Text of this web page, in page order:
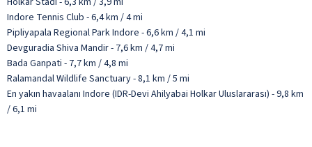
Indore Tennis Club - 6,4 km / 4 mi
Pipliyapala Regional Park Indore - 6,6 km / 4,1 mi
Devguradia Shiva Mandir - 7,6 km / 4,7 mi
Bada Ganpati - 7,7 km / 4,8 mi
Ralamandal Wildlife Sanctuary - 8,1 km / 5 mi
En yakın havaalanı Indore (IDR-Devi Ahilyabai Holkar Uluslararası) - 9,8 km
/ 6,1 mi